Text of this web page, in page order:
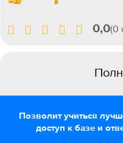
0,0(0
Позволит учиться
доступ к базе и